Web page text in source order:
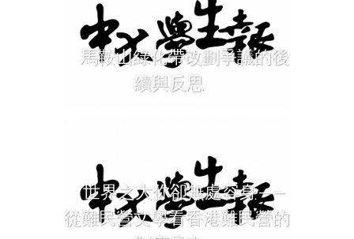
馬鞍山綠化帶改劃爭議的後
續與反思
世界之大你卻無處容身——
從難民營文學看香港難民營的